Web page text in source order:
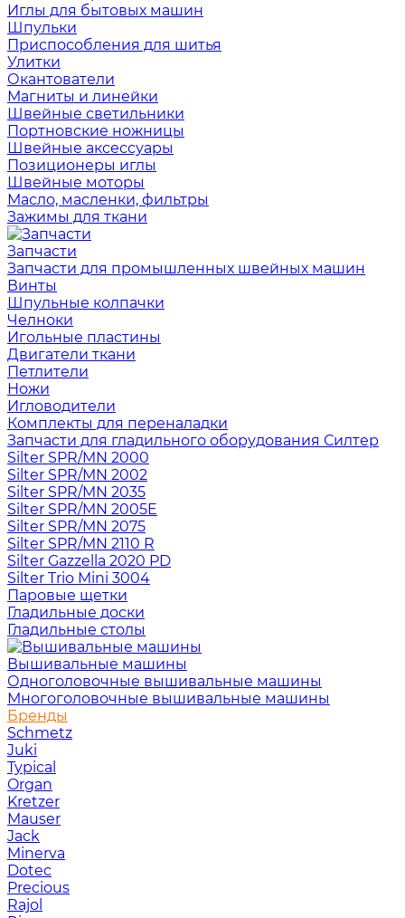
Иглы для бытовых машин
Шпульки
Приспособления для шитья
Улитки
Окантователи
Магниты и линейки
Швейные светильники
Портновские ножницы
Швейные аксессуары
Позиционеры иглы
Швейные моторы
Масло, масленки, фильтры
Зажимы для ткани
Запчасти
Запчасти для промышленных швейных машин
Винты
Шпульные колпачки
Челноки
Игольные пластины
Двигатели ткани
Петлители
Ножи
Игловодители
Комплекты для переналадки
Запчасти для гладильного оборудования Силтер
Silter SPR/MN 2000
Silter SPR/MN 2002
Silter SPR/MN 2035
Silter SPR/MN 2005E
Silter SPR/MN 2075
Silter SPR/MN 2110 R
Silter Gazzella 2020 PD
Silter Trio Mini 3004
Паровые щетки
Гладильные доски
Гладильные столы
Вышивальные машины
Одноголовочные вышивальные машины
Многоголовочные вышивальные машины
Бренды
Schmetz
Juki
Typical
Organ
Kretzer
Mauser
Jack
Minerva
Dotec
Precious
Rajol